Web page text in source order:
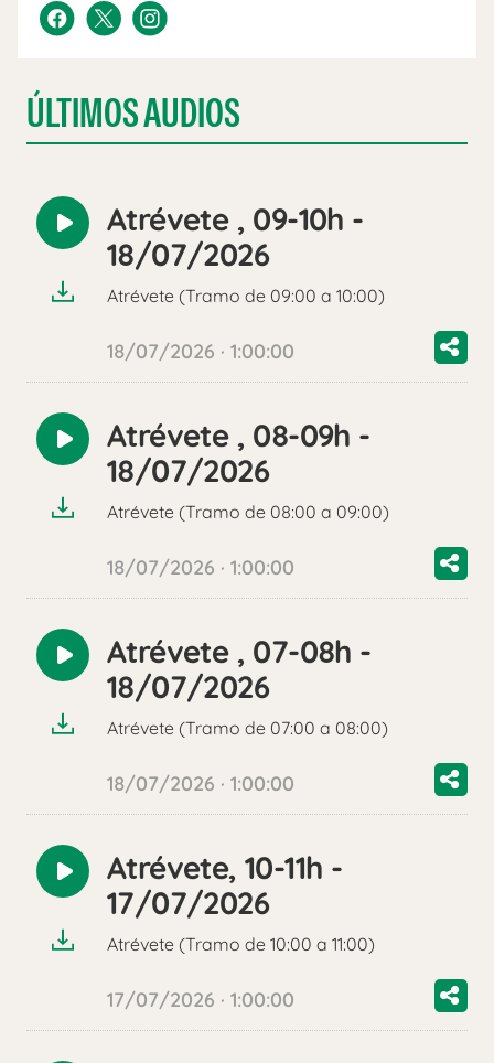
ÚLTIMOS AUDIOS
Reproducir
audio
Atrévete , 09-10h -
18/07/2026
Atrévete (Tramo de 09:00 a 10:00)
18/07/2026 · 1:00:00
Reproducir
audio
Atrévete , 08-09h -
18/07/2026
Atrévete (Tramo de 08:00 a 09:00)
18/07/2026 · 1:00:00
Reproducir
audio
Atrévete , 07-08h -
18/07/2026
Atrévete (Tramo de 07:00 a 08:00)
18/07/2026 · 1:00:00
Reproducir
audio
Atrévete, 10-11h -
17/07/2026
Atrévete (Tramo de 10:00 a 11:00)
17/07/2026 · 1:00:00